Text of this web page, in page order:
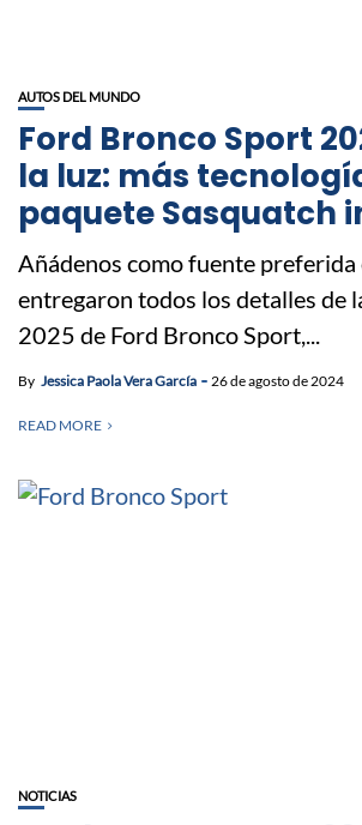
AUTOS DEL MUNDO
Ford Bronco Sport
la luz: más
paquete Sasquatch
Añádenos como fuente preferida
entregaron todos los detalles de
2025 de Ford Bronco Sport,...
By Jessica Paola Vera García 26 de agosto de 2024
READ MORE
NOTICIAS